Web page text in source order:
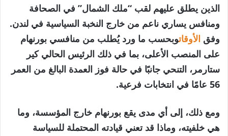
الذين يطلق عليهم لقب “ملك الشمال” في الصحافة
ومنافس يساري ناعم من خارج النخبة السياسية في لندن.
وفق الأوقاتوبحسب ما ورد يُطلب من منافسي بورنهام
على المنصب الأعلى، بما في ذلك الرئيس الحالي كير
ستارمر، التنحي جانبًا في حالة فوز العمدة البالغ من العمر
56 عامًا في انتخابات فرعية.
ومع ذلك، إلى أي مدى يقع بورنهام خارج المؤسسة، وما
هي خلفيته، وماذا قد تعني قيادته المحتملة للسياسة